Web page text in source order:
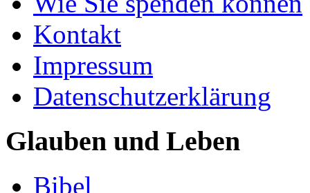
Kontakt
Impressum
Datenschutzerklärung
Glauben und Leben
Bibel